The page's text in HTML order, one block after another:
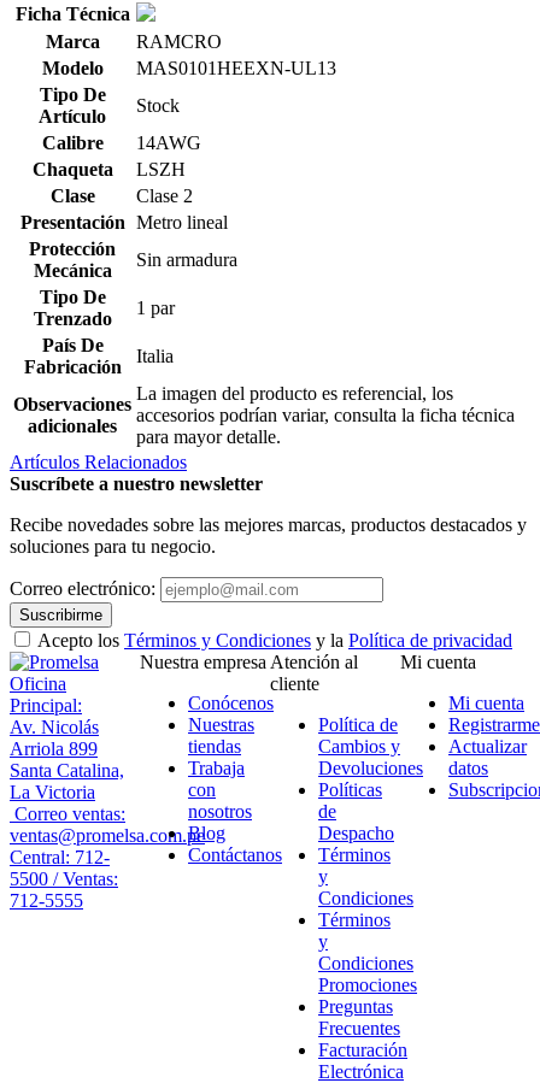
Ficha Técnica
Marca
RAMCRO
Modelo
MAS0101HEEXN-UL13
Tipo De
Artículo
Stock
Calibre
14AWG
Chaqueta
LSZH
Clase
Clase 2
Presentación Metro lineal
Protección
Mecánica
Sin armadura
Tipo De
Trenzado
1 par
País De
Fabricación
Italia
Observaciones
adicionales
La imagen del producto es referencial, los
accesorios podrían variar, consulta la ficha técnica
para mayor detalle.
Artículos Relacionados
Suscríbete a nuestro newsletter
Recibe novedades sobre las mejores marcas, productos destacados y
soluciones para tu negocio.
Correo electrónico:
Suscribirme
Acepto los Términos y Condiciones y la Política de privacidad
Oficina
Principal:
Av. Nicolás
Arriola 899
Santa Catalina,
La Victoria
Correo ventas:
ventas@promelsa.com.pe
Central: 712-
5500 / Ventas:
712-5555
Nuestra empresa
Conócenos
Nuestras
tiendas
Trabaja
con
nosotros
Blog
Contáctanos
Atención al
cliente
Política de
Cambios y
Devoluciones
Políticas
de
Despacho
Términos
y
Condiciones
Términos
y
Condiciones
Promociones
Preguntas
Frecuentes
Facturación
Electrónica
Mi cuenta
Mi cuenta
Registrarme
Actualizar
datos